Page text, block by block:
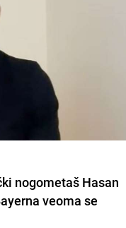
nogometaš Hasan
veoma se